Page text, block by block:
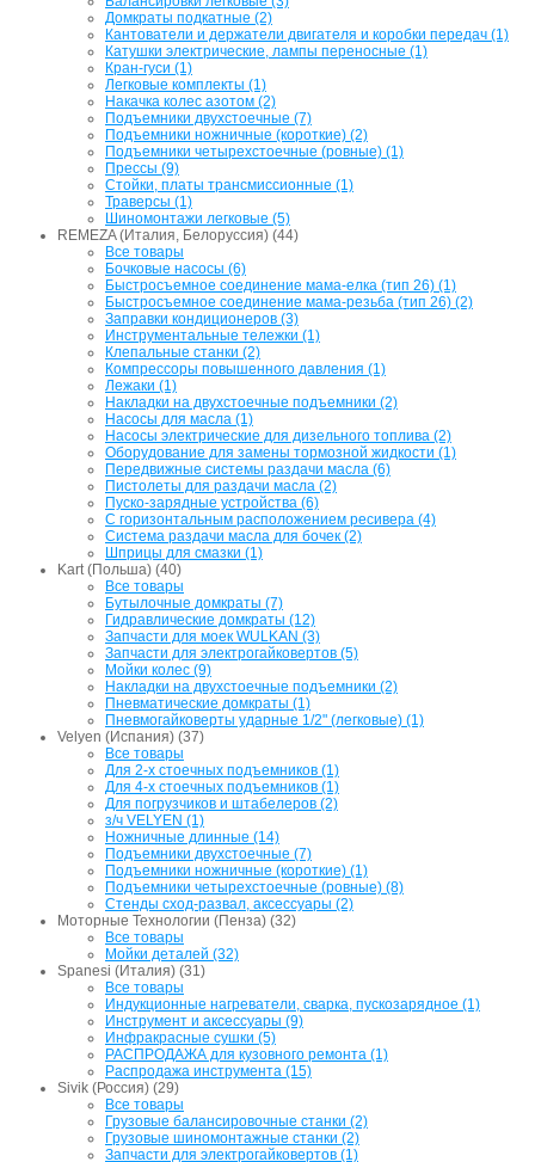
Домкраты подкатные (2)
Кантователи и держатели двигателя и коробки передач (1)
Катушки электрические, лампы переносные (1)
Кран-гуси (1)
Легковые комплекты (1)
Накачка колес азотом (2)
Подъемники двухстоечные (7)
Подъемники ножничные (короткие) (2)
Подъемники четырехстоечные (ровные) (1)
Прессы (9)
Стойки, платы трансмиссионные (1)
Траверсы (1)
Шиномонтажи легковые (5)
REMEZA (Италия, Белоруссия) (44)
Все товары
Бочковые насосы (6)
Быстросъемное соединение мама-елка (тип 26) (1)
Быстросъемное соединение мама-резьба (тип 26) (2)
Заправки кондиционеров (3)
Инструментальные тележки (1)
Клепальные станки (2)
Компрессоры повышенного давления (1)
Лежаки (1)
Накладки на двухстоечные подъемники (2)
Насосы для масла (1)
Насосы электрические для дизельного топлива (2)
Оборудование для замены тормозной жидкости (1)
Передвижные системы раздачи масла (6)
Пистолеты для раздачи масла (2)
Пуско-зарядные устройства (6)
С горизонтальным расположением ресивера (4)
Система раздачи масла для бочек (2)
Шприцы для смазки (1)
Kart (Польша) (40)
Все товары
Бутылочные домкраты (7)
Гидравлические домкраты (12)
Запчасти для моек WULKAN (3)
Запчасти для электрогайковертов (5)
Мойки колес (9)
Накладки на двухстоечные подъемники (2)
Пневматические домкраты (1)
Пневмогайковерты ударные 1/2" (легковые) (1)
Velyen (Испания) (37)
Все товары
Для 2-х стоечных подъемников (1)
Для 4-х стоечных подъемников (1)
Для погрузчиков и штабелеров (2)
з/ч VELYEN (1)
Ножничные длинные (14)
Подъемники двухстоечные (7)
Подъемники ножничные (короткие) (1)
Подъемники четырехстоечные (ровные) (8)
Стенды сход-развал, аксессуары (2)
Моторные Технологии (Пенза) (32)
Все товары
Мойки деталей (32)
Spanesi (Италия) (31)
Все товары
Индукционные нагреватели, сварка, пускозарядное (1)
Инструмент и аксессуары (9)
Инфракрасные сушки (5)
РАСПРОДАЖА для кузовного ремонта (1)
Распродажа инструмента (15)
Sivik (Россия) (29)
Все товары
Грузовые балансировочные станки (2)
Грузовые шиномонтажные станки (2)
Запчасти для электрогайковертов (1)